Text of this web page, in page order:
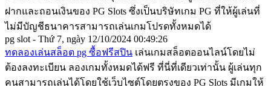
ฝากและถอนเงินของ PG Slots ซึ่งเป็นบริษัทเกม PG ที่ให้ผู้เล่นที่
ไม่มีบัญชีธนาคารสามารถเล่นเกมโปรดทั้งหมดได้
pg slot - Thứ 7, ngày 12/10/2024 00:49:26
ทดลองเล่นสล็อต pg ซื้อฟรีสปิน เล่นเกมสล็อตออนไลน์โดยไม่
ต้องลงทะเบียน ลองเกมทั้งหมดได้ฟรี ที่นี่ที่เดียวเท่านั้น ผู้เล่นทุก
คนสามารถเล่นได้โดยใช้เว็บไซต์โดยตรงของ PG Slots มีเกมให้